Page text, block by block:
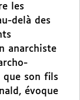
les
delà des
anarchiste
que son fils
évoque